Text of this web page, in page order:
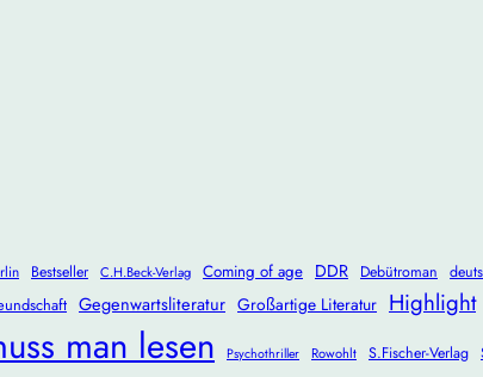
Bestseller C.H.Beck-Verlag Coming of age DDR Debütroman
Gegenwartsliteratur Großartige Literatur Highlight
man lesen Psychothriller Rowohlt S.Fischer-Verlag